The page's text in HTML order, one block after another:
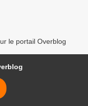
le portail Overblog